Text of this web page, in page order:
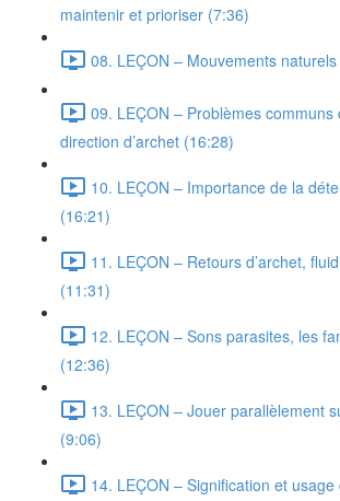
maintenir et prioriser (7:36)
08. LEÇON – Mouvements
09. LEÇON – Problèmes communs
direction d’archet (16:28)
10. LEÇON – Importance de la
(16:21)
11. LEÇON – Retours d’archet,
(11:31)
12. LEÇON – Sons parasites, les
(12:36)
13. LEÇON – Jouer parallèlement
(9:06)
14. LEÇON – Signification et